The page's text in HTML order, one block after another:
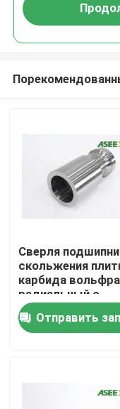
Дом
Сверля
скольжения
карбида
радиальный с
увеличенной
подшипника
Отправить